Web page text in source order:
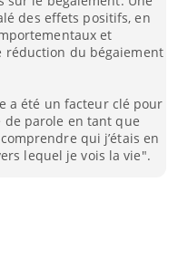
des effets positifs, en
et
réduction du bégaiement
a été un facteur clé pour
parole en tant que
qui j’étais en
lequel je vois la vie".
protègent-ils aussi les os
?
change dans la prise en
charge des femmes
enceintes